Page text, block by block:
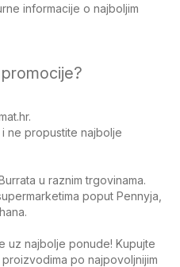
informacije o najboljim
ne propustite najbolje
u raznim trgovinama.
poput Pennyja,
uz najbolje ponude! Kupujte
po najpovoljnijim